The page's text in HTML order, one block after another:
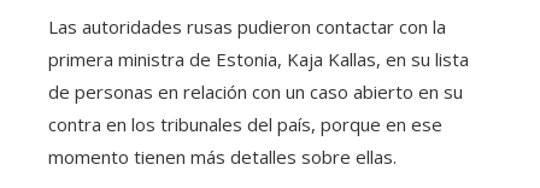
Las autoridades rusas pudieron contactar con la
primera ministra de Estonia, Kaja Kallas, en su lista
de personas en relación con un caso abierto en su
contra en los tribunales del país, porque en ese
momento tienen más detalles sobre ellas.